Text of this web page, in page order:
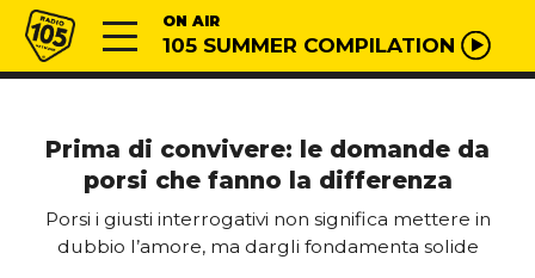
Vai al contenuto
Radio 105 ON AIR
105 SUMMER COMPILATION
Prima di convivere: le domande da
porsi che fanno la differenza
Porsi i giusti interrogativi non significa mettere in
dubbio l’amore, ma dargli fondamenta solide